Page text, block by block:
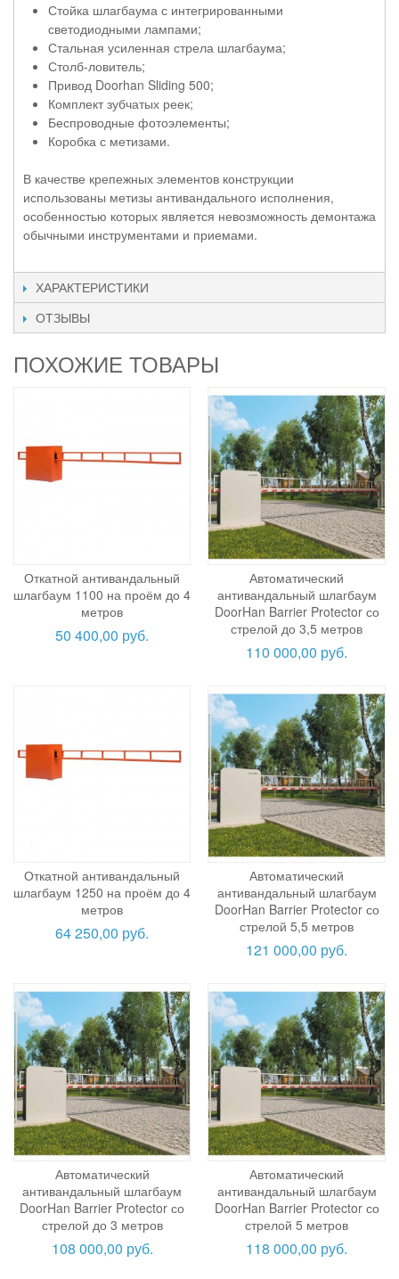
Стойка шлагбаума с интегрированными
светодиодными лампами;
Стальная усиленная стрела шлагбаума;
Столб-ловитель;
Привод Doorhan Sliding 500;
Комплект зубчатых реек;
Беспроводные фотоэлементы;
Коробка с метизами.
В качестве крепежных элементов конструкции
использованы метизы антивандального исполнения,
особенностью которых является невозможность демонтажа
обычными инструментами и приемами.
ХАРАКТЕРИСТИКИ
ОТЗЫВЫ
ПОХОЖИЕ ТОВАРЫ
Откатной антивандальный
шлагбаум 1100 на проём до 4
метров
50 400,00 руб.
Автоматический
антивандальный шлагбаум
DoorHan Barrier Protector со
стрелой до 3,5 метров
110 000,00 руб.
Откатной антивандальный
шлагбаум 1250 на проём до 4
метров
64 250,00 руб.
Автоматический
антивандальный шлагбаум
DoorHan Barrier Protector со
стрелой 5,5 метров
121 000,00 руб.
Автоматический
антивандальный шлагбаум
DoorHan Barrier Protector со
стрелой до 3 метров
108 000,00 руб.
Автоматический
антивандальный шлагбаум
DoorHan Barrier Protector со
стрелой 5 метров
118 000,00 руб.